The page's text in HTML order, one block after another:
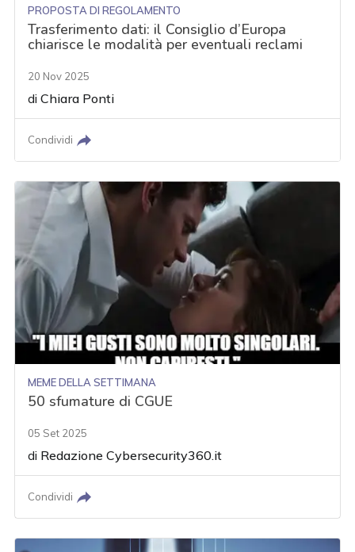
PROPOSTA DI REGOLAMENTO
Trasferimento dati: il Consiglio d’Europa
chiarisce le modalità per eventuali reclami
20 Nov 2025
diChiara Ponti
Condividi
MEME DELLA SETTIMANA
50 sfumature di CGUE
05 Set 2025
di Redazione Cybersecurity360.it
Condividi